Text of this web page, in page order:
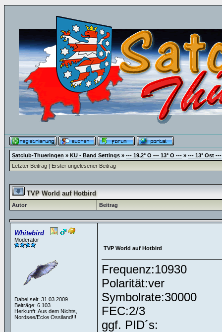
Satclub-Thueringen » KU - Band Settings » --- 19,2° O --- 13° O --- » --- 13° Ost ---
Letzter Beitrag | Erster ungelesener Beitrag
TVP World auf Hotbird
Autor Beitrag
Whitebird
Moderator
Dabei seit: 31.03.2009
Beiträge: 6.103
Herkunft: Aus dem Nichts,
Nordsee/Ecke Ossiland!!!
TVP World auf Hotbird
Frequenz:10930
Polarität:ver
Symbolrate:30000
FEC:2/3
ggf. PID´s: